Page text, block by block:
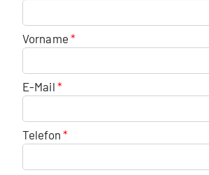
Vorname
E-Mail
Telefon